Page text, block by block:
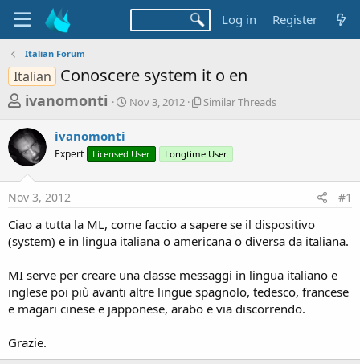
Log in Register
Italian Forum
Italian Conoscere system it o en
T
r
e
a
d
s
t
r
t
r
ivanomonti
S
t
a
Nov 3, 2012
S
l
r
r
e
d
Similar Threads
ivanomonti
Expert Licensed User Longtime User
Nov 3, 2012 #1
Ciao a tutta la ML, come faccio a sapere se il dispositivo
(system) e in lingua italiana o americana o diversa da italiana.
MI serve per creare una classe messaggi in lingua italiano e
inglese poi più avanti altre lingue spagnolo, tedesco, francese
e magari cinese e japponese, arabo e via discorrendo.
Grazie.